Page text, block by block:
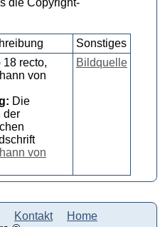
die Copyright-
Sonstiges
18 recto,
von
Die
der
von
Bildquelle
Kontakt
Home